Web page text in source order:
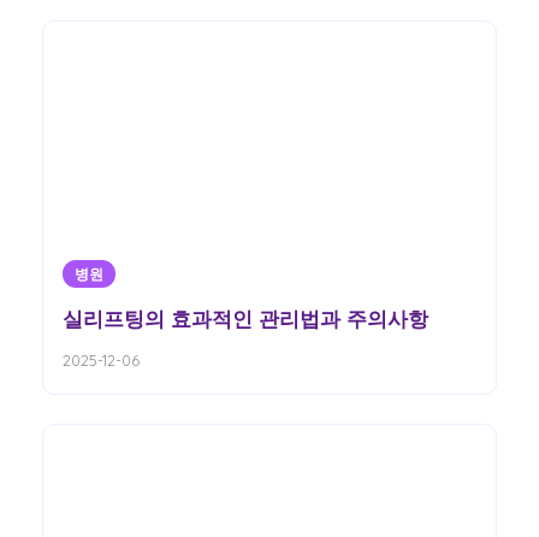
병원
실리프팅의 효과적인 관리법과 주의사항
2025-12-06